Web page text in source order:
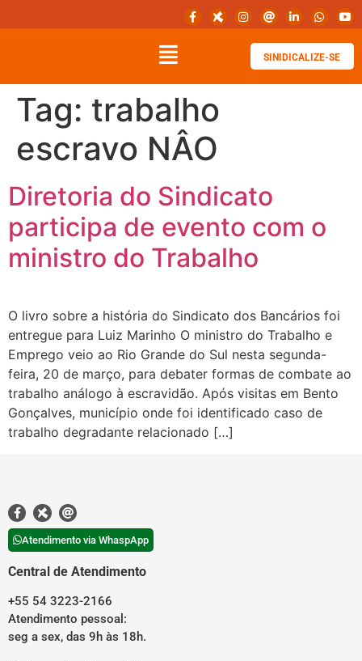
SINIDICALIZE-SE
Tag: trabalho
escravo NÂO
Diretoria do Sindicato
participa de evento com o
ministro do Trabalho
O livro sobre a história do Sindicato dos Bancários foi
entregue para Luiz Marinho O ministro do Trabalho e
Emprego veio ao Rio Grande do Sul nesta segunda-
feira, 20 de março, para debater formas de combate ao
trabalho análogo à escravidão. Após visitas em Bento
Gonçalves, município onde foi identificado caso de
trabalho degradante relacionado […]
Atendimento via WhaspApp
Central de Atendimento
+55 54 3223-2166
Atendimento pessoal:
seg a sex, das 9h às 18h.